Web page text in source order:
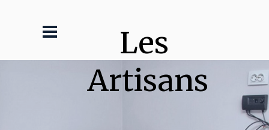
Les
Artisans